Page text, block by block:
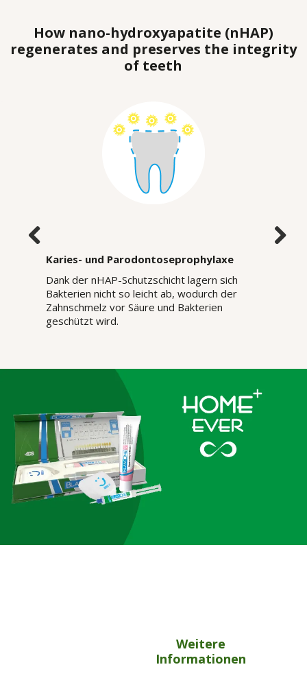
How nano-hydroxyapatite (nHAP)
regenerates and preserves the integrity
of teeth
Karies- und Parodontoseprophylaxe
Dank der nHAP-Schutzschicht lagern sich
Bakterien nicht so leicht ab, wodurch der
Zahnschmelz vor Säure und Bakterien
geschützt wird.
Weitere
Informationen